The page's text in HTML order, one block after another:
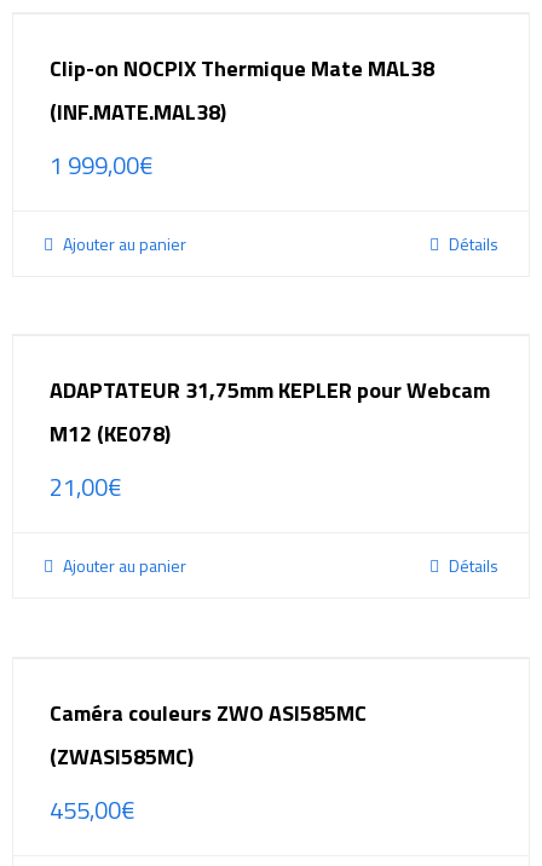
Clip-on NOCPIX Thermique Mate MAL38
(INF.MATE.MAL38)
1 999,00€
Ajouter au panier Détails
ADAPTATEUR 31,75mm KEPLER pour Webcam
M12 (KE078)
21,00€
Ajouter au panier Détails
Caméra couleurs ZWO ASI585MC
(ZWASI585MC)
455,00€